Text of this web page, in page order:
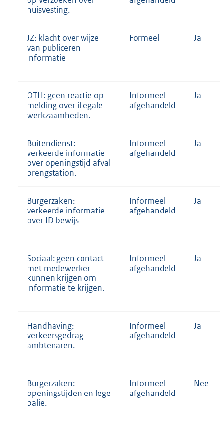
huisvesting.
JZ: klacht over wijze
van publiceren
informatie
Formeel Ja
OTH: geen reactie op
melding over illegale
werkzaamheden.
Informeel
afgehandeld
Ja
Buitendienst:
verkeerde informatie
over openingstijd afval
brengstation.
Informeel
afgehandeld
Ja
Burgerzaken:
verkeerde informatie
over ID bewijs
Informeel
afgehandeld
Ja
Sociaal: geen contact
met medewerker
kunnen krijgen om
informatie te krijgen.
Informeel
afgehandeld
Ja
Handhaving:
verkeersgedrag
ambtenaren.
Informeel
afgehandeld
Ja
Burgerzaken:
openingstijden en lege
balie.
Informeel
afgehandeld
Nee